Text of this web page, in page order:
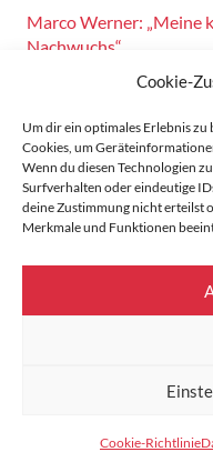
Cookie-
Um dir ein optimales Erlebnis
Cookies, um
Wenn du diesen Technologien
Surfverhalten oder eindeutige
deine Zustimmung nicht erteilst
Merkmale und Funktionen
Cookie-Richtlinie
Marco Werner: „Meine
Nachwuchs“
Fahrsicherheitstraining
Motorsport!
Zandvoort: Marco
Masters Serie zurück